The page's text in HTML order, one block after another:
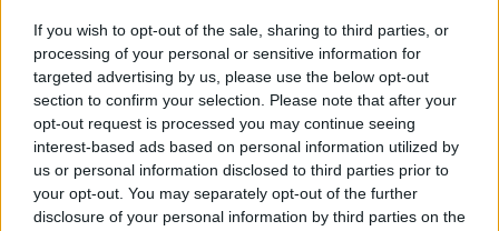
If you wish to opt-out of the sale, sharing to third parties, or
processing of your personal or sensitive information for
targeted advertising by us, please use the below opt-out
section to confirm your selection. Please note that after your
opt-out request is processed you may continue seeing
interest-based ads based on personal information utilized by
us or personal information disclosed to third parties prior to
your opt-out. You may separately opt-out of the further
disclosure of your personal information by third parties on the